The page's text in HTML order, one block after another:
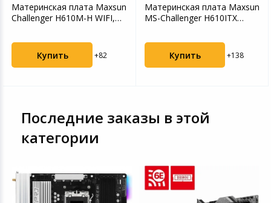
Материнская плата Maxsun
Challenger H610M-H WIFI,
Купить +82
Материнская плата Maxsun
MS-Challenger H610ITX
Купить +138
Последние заказы в этой
категории